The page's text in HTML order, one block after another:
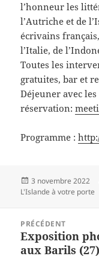
l’honneur les
l’Autriche et de
écrivains
l’Italie, de
Toutes les
gratuites, bar et
Déjeuner avec
réservation:
Programme :
Publié
le
3 novembre 2022
L'Islande à votre porte
l’article
PRÉCÉDENT
Article
précédent :
Exposition
aux Barils